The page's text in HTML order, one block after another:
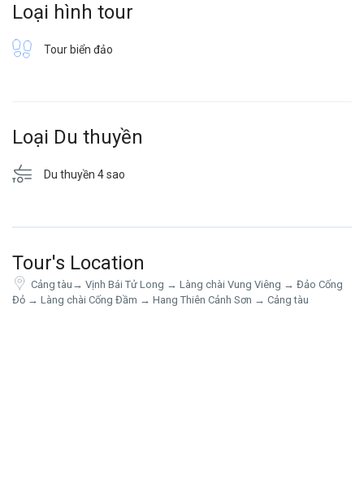
Loại hình tour
Tour biển đảo
Loại Du thuyền
Du thuyền 4 sao
Tour's Location
Cảng tàu→ Vịnh Bái Tử Long → Làng chài Vung Viêng → Đảo Cống
Đỏ → Làng chài Cống Đầm → Hang Thiên Cảnh Sơn → Cảng tàu